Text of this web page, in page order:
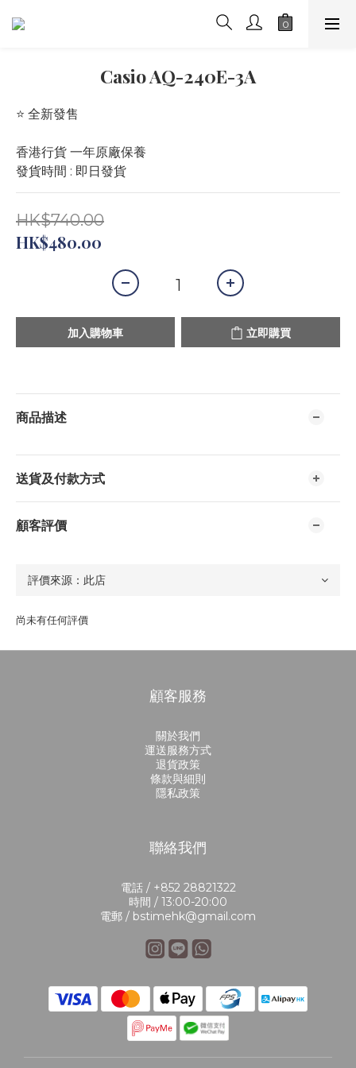
Casio AQ-240E-3A
⭐️ 全新發售
香港行貨 一年原廠保養
發貨時間 : 即日發貨
HK$740.00
HK$480.00
加入購物車 立即購買
商品描述
送貨及付款方式
顧客評價
尚未有任何評價
顧客服務
關於我們
運送服務方式
退貨政策
條款與細則
隱私政策
聯絡我們
電話 / +852 28821322
時間 / 13:00-20:00
電郵 / bstimehk@gmail.com